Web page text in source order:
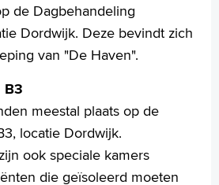
de Dagbehandeling
Dordwijk. Deze bevindt zich
van "De Haven".
B3
meestal plaats op de
locatie Dordwijk.
ook speciale kamers
die geïsoleerd moeten